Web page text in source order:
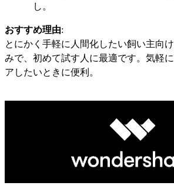
し。
おすすめ理由:
とにかく手軽に人間化したい飼い主向
みで、初めて試す人に最適です。気軽
アしたいときに便利。